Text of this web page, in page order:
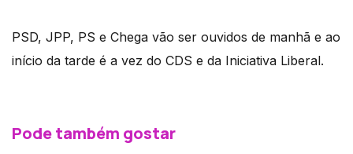
PSD, JPP, PS e Chega vão ser ouvidos de manhã e ao
início da tarde é a vez do CDS e da Iniciativa Liberal.
Pode também gostar